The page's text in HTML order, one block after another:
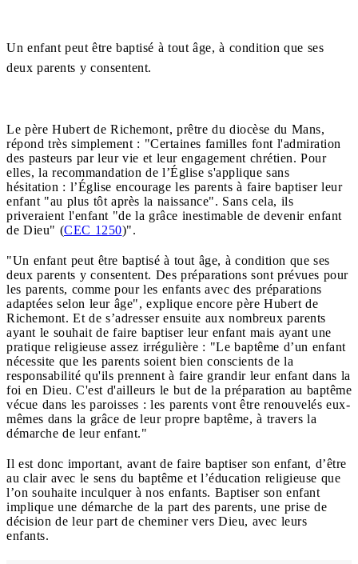
Un enfant peut être baptisé à tout âge, à condition que ses
deux parents y consentent.
Le père Hubert de Richemont, prêtre du diocèse du Mans,
répond très simplement : "Certaines familles font l'admiration
des pasteurs par leur vie et leur engagement chrétien. Pour
elles, la recommandation de l’Église s'applique sans
hésitation : l’Église encourage les parents à faire baptiser leur
enfant "au plus tôt après la naissance". Sans cela, ils
priveraient l'enfant "de la grâce inestimable de devenir enfant
de Dieu" (CEC 1250)".
"Un enfant peut être baptisé à tout âge, à condition que ses
deux parents y consentent. Des préparations sont prévues pour
les parents, comme pour les enfants avec des préparations
adaptées selon leur âge", explique encore père Hubert de
Richemont. Et de s’adresser ensuite aux nombreux parents
ayant le souhait de faire baptiser leur enfant mais ayant une
pratique religieuse assez irrégulière : "Le baptême d’un enfant
nécessite que les parents soient bien conscients de la
responsabilité qu'ils prennent à faire grandir leur enfant dans la
foi en Dieu. C'est d'ailleurs le but de la préparation au baptême
vécue dans les paroisses : les parents vont être renouvelés eux-
mêmes dans la grâce de leur propre baptême, à travers la
démarche de leur enfant."
Il est donc important, avant de faire baptiser son enfant, d’être
au clair avec le sens du baptême et l’éducation religieuse que
l’on souhaite inculquer à nos enfants. Baptiser son enfant
implique une démarche de la part des parents, une prise de
décision de leur part de cheminer vers Dieu, avec leurs
enfants.